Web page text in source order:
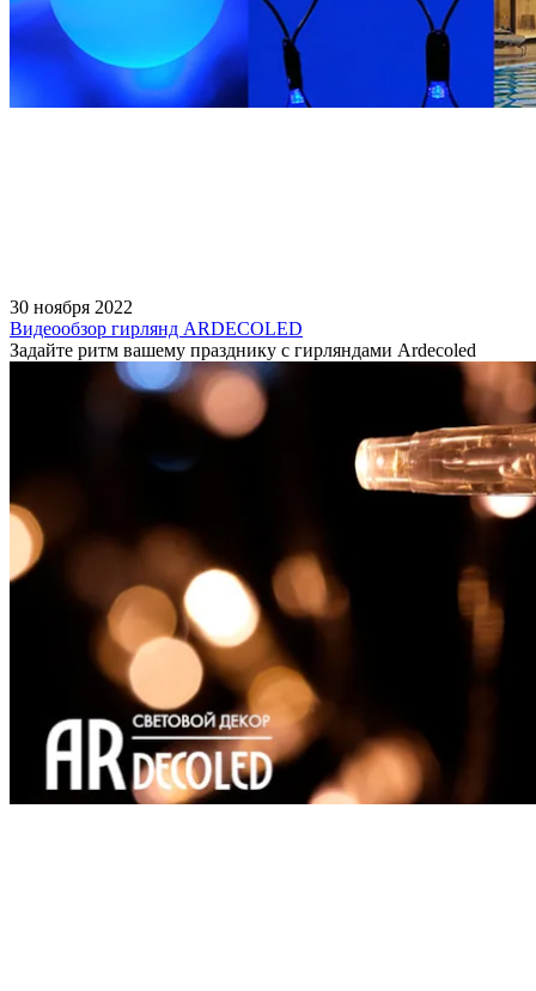
30 ноября 2022
Видеообзор гирлянд ARDECOLED
Задайте ритм вашему празднику с гирляндами Ardecoled